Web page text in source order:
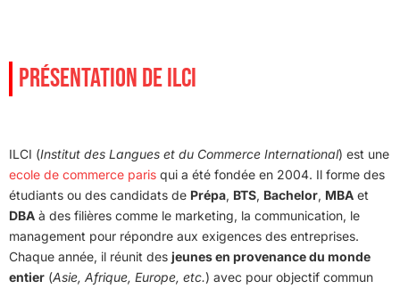
PRÉSENTATION DE ILCI
ILCI (Institut des Langues et du Commerce International) est une
ecole de commerce paris qui a été fondée en 2004. Il forme des
étudiants ou des candidats de Prépa, BTS, Bachelor, MBA et
DBA à des filières comme le marketing, la communication, le
management pour répondre aux exigences des entreprises.
Chaque année, il réunit des jeunes en provenance du monde
entier (Asie, Afrique, Europe, etc.) avec pour objectif commun